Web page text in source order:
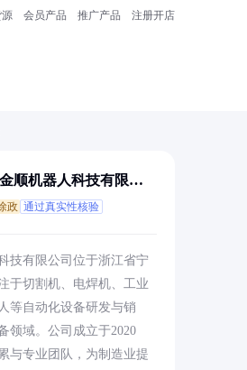
会员产品 推广产品 注册开店
顺机器人科技有限公
政 通过真实性核验
技有限公司位于浙江省宁
于切割机、电焊机、工业
等自动化设备研发与销
领域。公司成立于2020
与专业团队，为制造业提